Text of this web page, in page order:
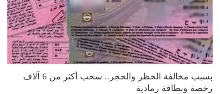
بسبب مخالفة الحظر والحجر.. سحب أكثر من 6 آلاف
رخصة وبطاقة رمادية